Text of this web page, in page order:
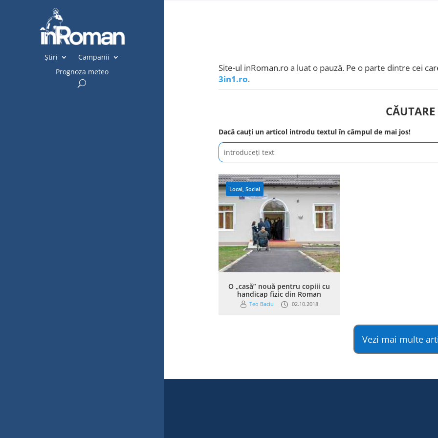
Știri
Campanii
Prognoza meteo
Site-ul inRoman.ro a luat o pauză. Pe o parte dintre cei
3in1.ro.
CĂUTARE
Dacă cauți un articol introdu textul în câmpul de mai jos!
Local, Social
O „casă” nouă pentru copiii cu
handicap fizic din Roman
Teo Baciu 02.10.2018
Vezi mai multe